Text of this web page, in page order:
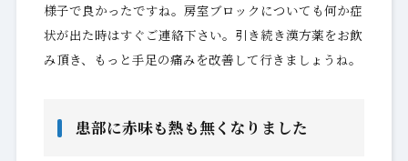
様子で良かったですね。房室ブロックについても何か症
状が出た時はすぐご連絡下さい。引き続き漢方薬をお飲
み頂き、もっと手足の痛みを改善して行きましょうね。
患部に赤味も熱も無くなりました